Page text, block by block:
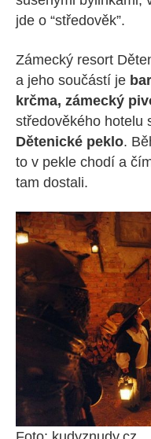
jde o “středověk”.
Zámecký resort
a jeho součástí je
krčma, zámecký
středověkého hotelu
Dětenické peklo.
to v pekle chodí a
tam dostali.